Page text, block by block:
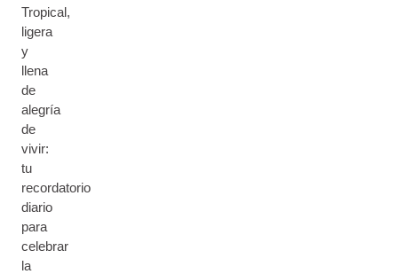
Tropical,
ligera
y
llena
de
alegría
de
vivir:
tu
recordatorio
diario
para
celebrar
la